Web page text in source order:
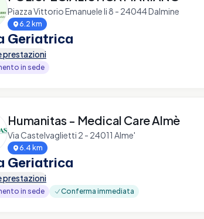
Piazza Vittorio Emanuele Ii 8 - 24044 Dalmine
6.2 km
Geriatrica
prestazioni
in sede
Humanitas - Medical Care Almè
Via Castelvaglietti 2 - 24011 Alme'
6.4 km
Geriatrica
prestazioni
in sede Conferma immediata